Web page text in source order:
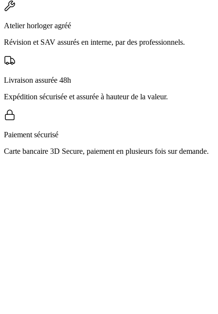
Atelier horloger agréé
Révision et SAV assurés en interne, par des professionnels.
Livraison assurée 48h
Expédition sécurisée et assurée à hauteur de la valeur.
Paiement sécurisé
Carte bancaire 3D Secure, paiement en plusieurs fois sur demande.